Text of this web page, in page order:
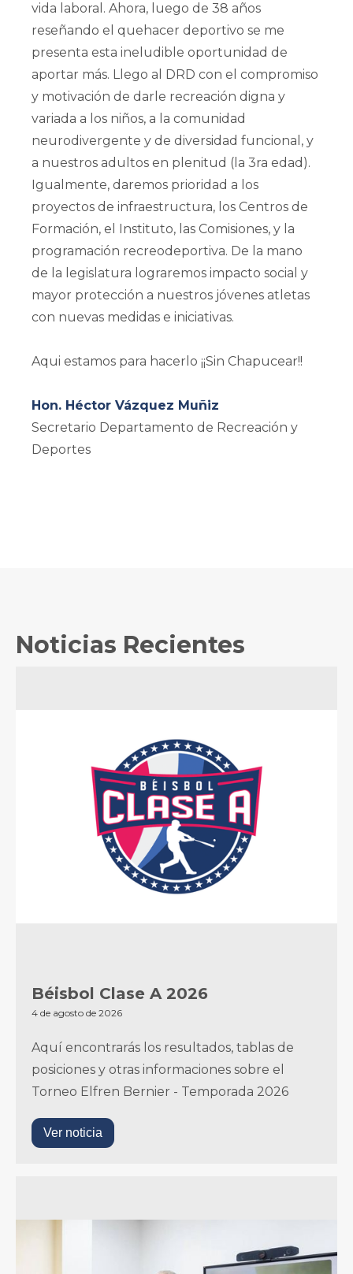
vida laboral. Ahora, luego de 38 años
reseñando el quehacer deportivo se me
presenta esta ineludible oportunidad de
aportar más. Llego al DRD con el compromiso
y motivación de darle recreación digna y
variada a los niños, a la comunidad
neurodivergente y de diversidad funcional, y
a nuestros adultos en plenitud (la 3ra edad).
Igualmente, daremos prioridad a los
proyectos de infraestructura, los Centros de
Formación, el Instituto, las Comisiones, y la
programación recreodeportiva. De la mano
de la legislatura lograremos impacto social y
mayor protección a nuestros jóvenes atletas
con nuevas medidas e iniciativas.
Aqui estamos para hacerlo ¡¡Sin Chapucear!!
Hon. Héctor Vázquez Muñiz
Secretario Departamento de Recreación y
Deportes
Noticias Recientes
Béisbol Clase A 2026
4 de agosto de 2026
Aquí encontrarás los resultados, tablas de
posiciones y otras informaciones sobre el
Torneo Elfren Bernier - Temporada 2026
Ver noticia